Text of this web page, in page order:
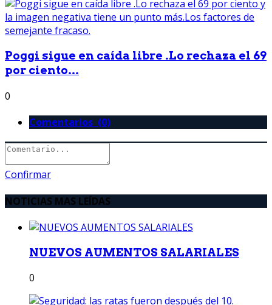
Poggi sigue en caída libre .Lo rechaza el 69
por ciento...
0
Comentarios (0)
Confirmar
NOTICIAS MAS LEÍDAS
NUEVOS AUMENTOS SALARIALES
0